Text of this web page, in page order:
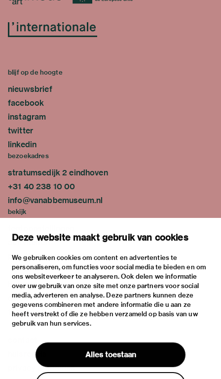
Deze website maakt gebruik van cookies
We gebruiken cookies om content en advertenties te
personaliseren, om functies voor social media te bieden en om
ons websiteverkeer te analyseren. Ook delen we informatie
over uw gebruik van onze site met onze partners voor social
media, adverteren en analyse. Deze partners kunnen deze
gegevens combineren met andere informatie die u aan ze
heeft verstrekt of die ze hebben verzameld op basis van uw
gebruik van hun services.
Alles toestaan
blijf op de hoogte
nieuwsbrief
facebook
instagram
twitter
linkedin
bezoekadres
stratumsedijk 2 eindhoven
+31 40 238 10 00
info@vanabbemuseum.nl
bekijk
activiteiten
praktische informatie
over
het museum
de collectie
fondsen & partners
huisregels
privacy & cookies